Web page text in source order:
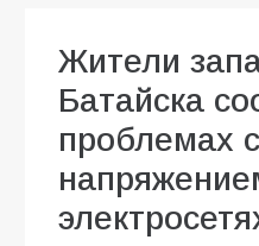
Жители
Батайска
проблемах с